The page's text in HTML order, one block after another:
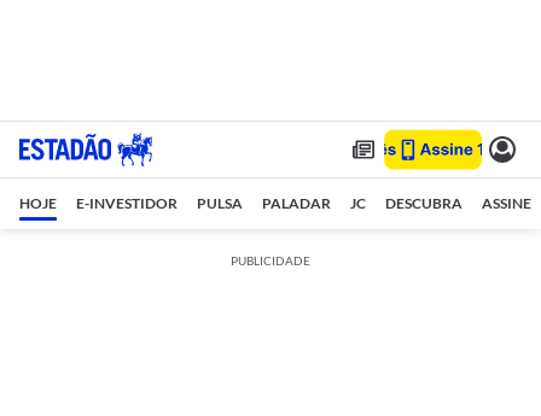
HOJE E-INVESTIDOR PULSA PALADAR JC DESCUBRA ASSINE
PUBLICIDADE